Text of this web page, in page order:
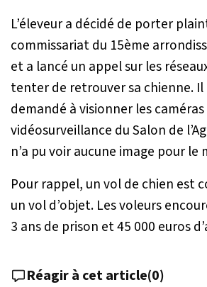
L’éleveur a décidé de porter
commissariat du 15ème
et a lancé un appel sur les
tenter de retrouver sa chienne.
demandé à visionner les
vidéosurveillance du Salon de
n’a pu voir aucune image pour le
Pour rappel, un vol de chien est
un vol d’objet. Les voleurs
3 ans de prison et 45 000 euros
Réagir à cet article(0)